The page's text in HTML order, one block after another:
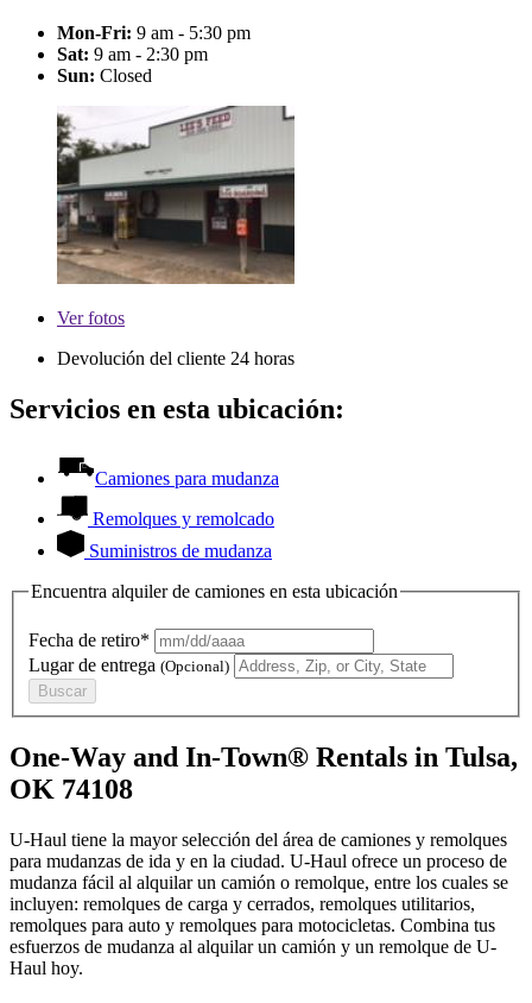
Mon-Fri: 9 am - 5:30 pm
Sat: 9 am - 2:30 pm
Sun: Closed
Verfotos
Devolución del cliente 24 horas
Servicios en esta ubicación:
Camiones para mudanza
Remolques y remolcado
Suministros de mudanza
Encuentra alquiler de camiones en esta ubicación
Fecha de retiro*
Lugar de entrega (Opcional)
Buscar
One-Way and In-Town® Rentals in Tulsa,
OK 74108
U-Haul tiene la mayor selección del área de camiones y remolques
para mudanzas de ida y en la ciudad. U-Haul ofrece un proceso de
mudanza fácil al alquilar un camión o remolque, entre los cuales se
incluyen: remolques de carga y cerrados, remolques utilitarios,
remolques para auto y remolques para motocicletas. Combina tus
esfuerzos de mudanza al alquilar un camión y un remolque de U-
Haul hoy.